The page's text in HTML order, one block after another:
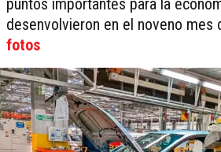
puntos importantes para la
desenvolvieron en el noveno mes
fotos